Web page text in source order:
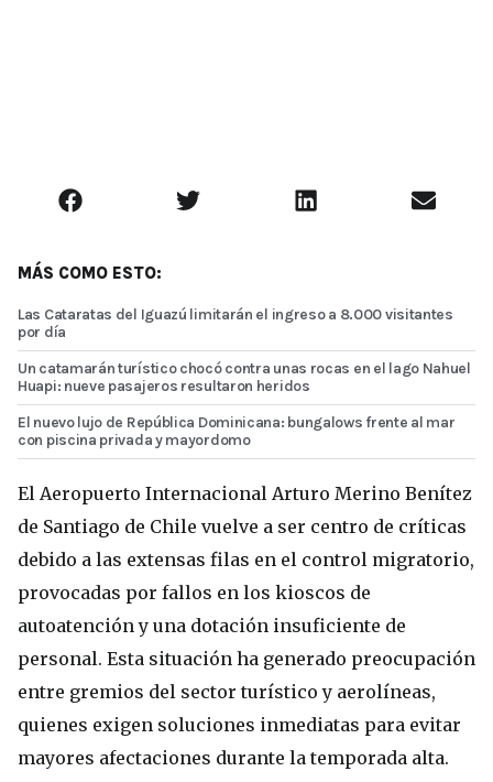
MÁS COMO ESTO:
Las Cataratas del Iguazú limitarán el ingreso a 8.000 visitantes
por día
Un catamarán turístico chocó contra unas rocas en el lago Nahuel
Huapi: nueve pasajeros resultaron heridos
El nuevo lujo de República Dominicana: bungalows frente al mar
con piscina privada y mayordomo
El Aeropuerto Internacional Arturo Merino Benítez
de Santiago de Chile vuelve a ser centro de críticas
debido a las extensas filas en el control migratorio,
provocadas por fallos en los kioscos de
autoatención y una dotación insuficiente de
personal. Esta situación ha generado preocupación
entre gremios del sector turístico y aerolíneas,
quienes exigen soluciones inmediatas para evitar
mayores afectaciones durante la temporada alta.